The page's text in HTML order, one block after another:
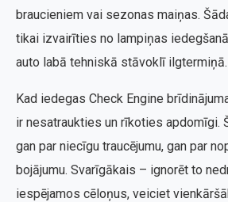
braucieniem vai sezonas maiņas.
tikai izvairīties no lampiņas
auto labā tehniskā stāvoklī ilgtermiņā.
Kad iedegas Check Engine
ir nesatraukties un rīkoties apdomīgi.
gan par niecīgu traucējumu, gan par
bojājumu. Svarīgākais – ignorēt to
iespējamos cēloņus, veiciet